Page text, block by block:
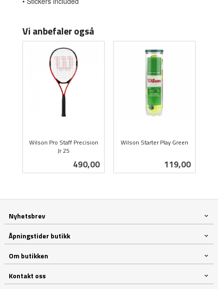
Vi anbefaler også
Wilson Pro Staff Precision
Jr 25
Pris
490,00
Wilson Starter Play Green
Pris
119,00
Nyhetsbrev
Åpningstider butikk
Om butikken
Kontakt oss